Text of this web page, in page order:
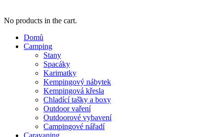
No products in the cart.
Domů
Camping
Stany
Spacáky
Karimatky
Kempingový nábytek
Kempingová křesla
Chladící tašky a boxy
Outdoor vaření
Outdoorové vybavení
Campingové nářadí
Caravaning